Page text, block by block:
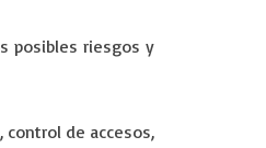
posibles riesgos y
de accesos,